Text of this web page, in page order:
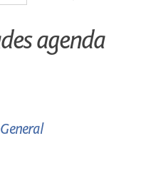
agenda